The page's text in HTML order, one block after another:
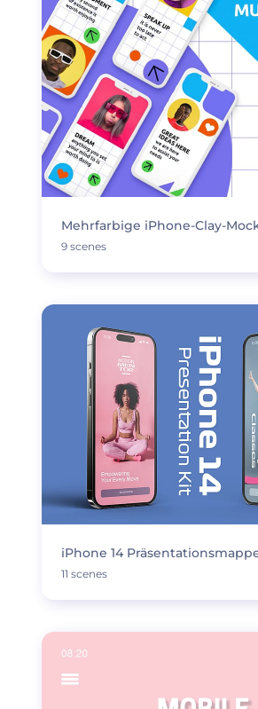
Mehrfarbige iPhone-Clay-
9 scenes
iPhone 14
11 scenes